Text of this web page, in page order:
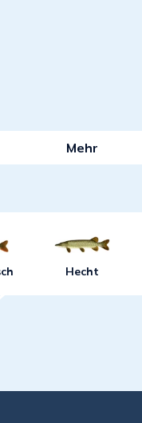
Mehr
Hecht